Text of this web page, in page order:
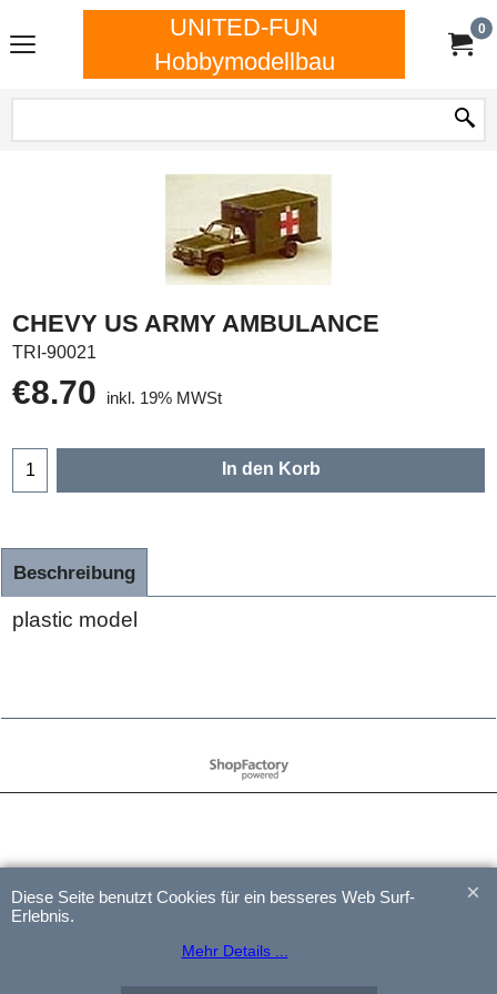
UNITED-FUN
Hobbymodellbau
0
CHEVY US ARMY AMBULANCE
TRI-90021
€8.70 inkl. 19% MWSt
In den Korb
Beschreibung
plastic model
WebShop erstellt mit
ShopFactory Shop
Diese Seite benutzt Cookies für ein besseres Web Surf-
Erlebnis.
Mehr Details ...